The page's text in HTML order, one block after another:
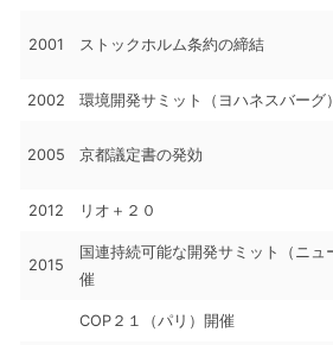
2001 ストックホルム条約の締結
2002 環境開発サミット（ヨハネスバーグ
2005 京都議定書の発効
2012 リオ＋２０
2015
国連持続可能な開発サミット（ニュ
催
COP２１（パリ）開催